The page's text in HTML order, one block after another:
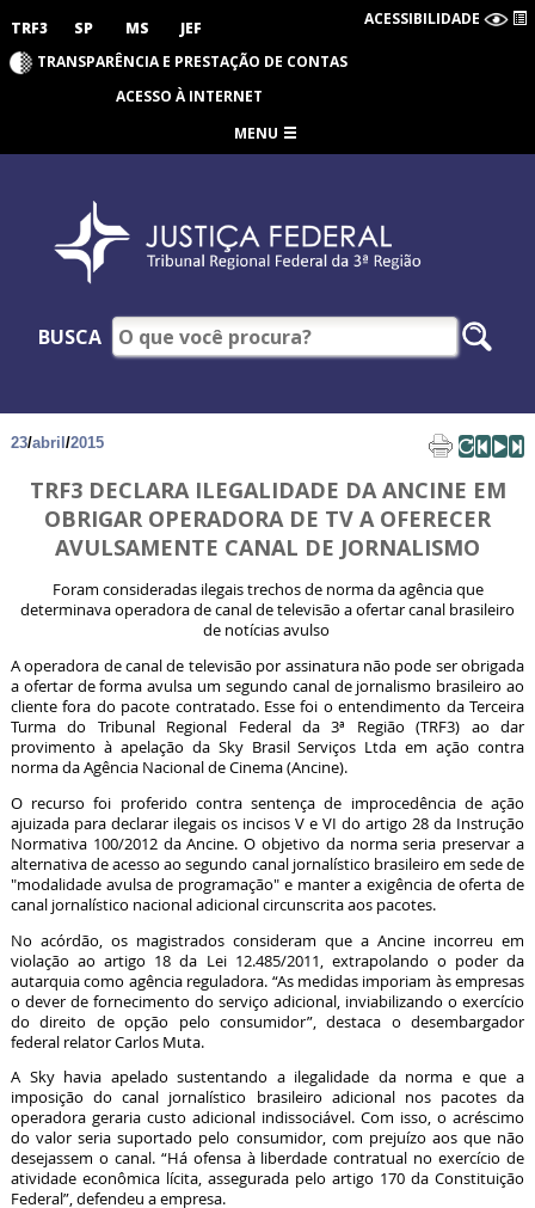
TRF3 SP MS JEF ACESSIBILIDADE
TRANSPARÊNCIA E PRESTAÇÃO DE CONTAS
ACESSO À INTERNET
MENU
BUSCA
23/abril /2015
TRF3 DECLARA ILEGALIDADE DA ANCINE EM
OBRIGAR OPERADORA DE TV A OFERECER
AVULSAMENTE CANAL DE JORNALISMO
Foram consideradas ilegais trechos de norma da agência que
determinava operadora de canal de televisão a ofertar canal brasileiro
de notícias avulso
A operadora de canal de televisão por assinatura não pode ser obrigada
a ofertar de forma avulsa um segundo canal de jornalismo brasileiro ao
cliente fora do pacote contratado. Esse foi o entendimento da Terceira
Turma do Tribunal Regional Federal da 3ª Região (TRF3) ao dar
provimento à apelação da Sky Brasil Serviços Ltda em ação contra
norma da Agência Nacional de Cinema (Ancine).
O recurso foi proferido contra sentença de improcedência de ação
ajuizada para declarar ilegais os incisos V e VI do artigo 28 da Instrução
Normativa 100/2012 da Ancine. O objetivo da norma seria preservar a
alternativa de acesso ao segundo canal jornalístico brasileiro em sede de
"modalidade avulsa de programação" e manter a exigência de oferta de
canal jornalístico nacional adicional circunscrita aos pacotes.
No acórdão, os magistrados consideram que a Ancine incorreu em
violação ao artigo 18 da Lei 12.485/2011, extrapolando o poder da
autarquia como agência reguladora. “As medidas imporiam às empresas
o dever de fornecimento do serviço adicional, inviabilizando o exercício
do direito de opção pelo consumidor”, destaca o desembargador
federal relator Carlos Muta.
A Sky havia apelado sustentando a ilegalidade da norma e que a
imposição do canal jornalístico brasileiro adicional nos pacotes da
operadora geraria custo adicional indissociável. Com isso, o acréscimo
do valor seria suportado pelo consumidor, com prejuízo aos que não
desejassem o canal. “Há ofensa à liberdade contratual no exercício de
atividade econômica lícita, assegurada pelo artigo 170 da Constituição
Federal”, defendeu a empresa.